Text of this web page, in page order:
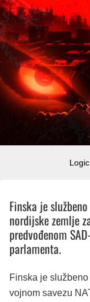
Logic
Finska je
nordijske zemlje
predvođenom
parlamenta.
Finska je
vojnom savezu